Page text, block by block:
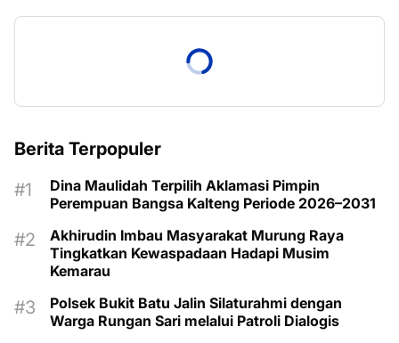
Berita Terpopuler
Dina Maulidah Terpilih Aklamasi Pimpin
Perempuan Bangsa Kalteng Periode 2026–2031
Akhirudin Imbau Masyarakat Murung Raya
Tingkatkan Kewaspadaan Hadapi Musim
Kemarau
Polsek Bukit Batu Jalin Silaturahmi dengan
Warga Rungan Sari melalui Patroli Dialogis